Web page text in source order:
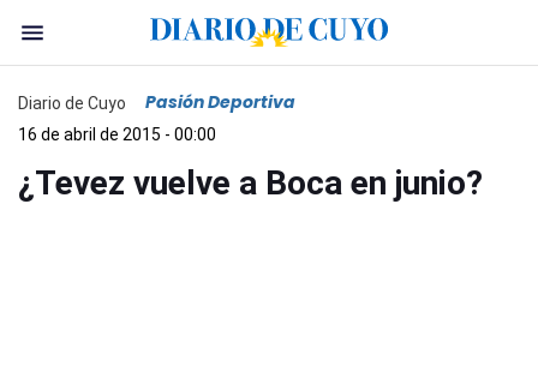
Diario de Cuyo Pasión Deportiva
16 de abril de 2015 - 00:00
¿Tevez vuelve a Boca en junio?